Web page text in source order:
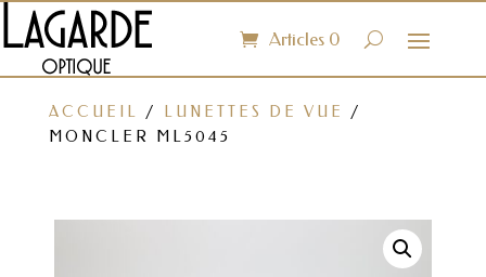
Articles 0
ACCUEIL / LUNETTES DE VUE
/
MONCLER ML5045